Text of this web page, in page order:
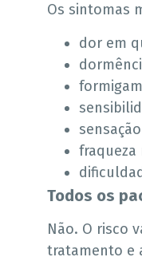
Os sintomas
dor em
fraqueza
Todos os
Não. O risco
tratamento e